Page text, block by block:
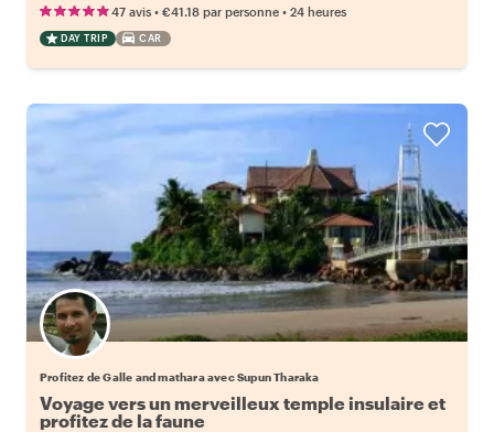
47 avis • €41.18 par personne • 24 heures
DAY TRIP CAR
Profitez de Galle and mathara avec Supun Tharaka
Voyage vers un merveilleux temple insulaire et
profitez de la faune